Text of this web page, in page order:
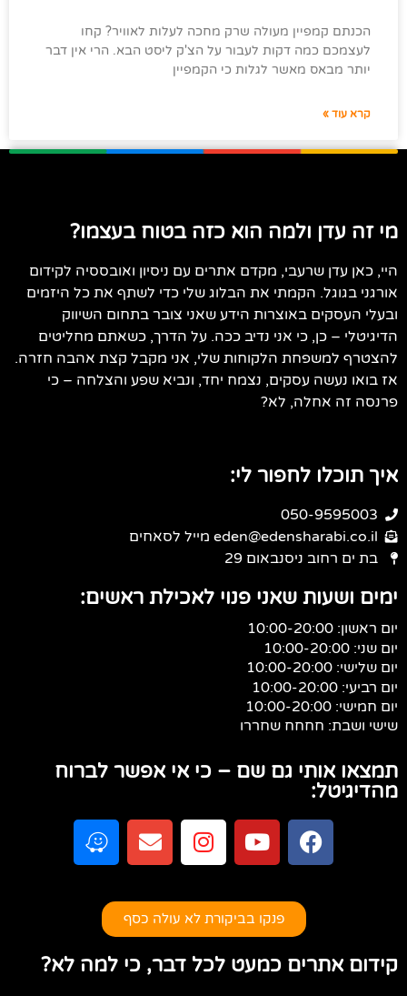
הכנתם קמפיין מעולה שרק מחכה לעלות לאוויר? קחו
לעצמכם כמה דקות לעבור על הצ'ק ליסט הבא. הרי אין דבר
יותר מבאס מאשר לגלות כי הקמפיין
קרא עוד »
מי זה עדן ולמה הוא כזה בטוח בעצמו?
היי, כאן עדן שרעבי, מקדם אתרים עם ניסיון ואובססיה לקידום
אורגני בגוגל. הקמתי את הבלוג שלי כדי לשתף את כל היזמים
ובעלי העסקים באוצרות הידע שאני צובר בתחום השיווק
הדיגיטלי – כן, כי אני נדיב ככה. על הדרך, כשאתם מחליטים
להצטרף למשפחת הלקוחות שלי, אני מקבל קצת אהבה חזרה.
אז בואו נעשה עסקים, נצמח יחד, ונביא שפע והצלחה – כי
פרנסה זה אחלה, לא?
איך תוכלו לחפור לי:
050-9595003
eden@edensharabi.co.il מייל לסאחים
בת ים רחוב ניסנבאום 29
ימים ושעות שאני פנוי לאכילת ראשים:
יום ראשון: 10:00-20:00
יום שני: 10:00-20:00
יום שלישי: 10:00-20:00
יום רביעי: 10:00-20:00
יום חמישי: 10:00-20:00
שישי ושבת: חחחח שחררו
תמצאו אותי גם שם – כי אי אפשר לברוח
מהדיגיטל:
פנקו בביקורת לא עולה כסף
קידום אתרים כמעט לכל דבר, כי למה לא?